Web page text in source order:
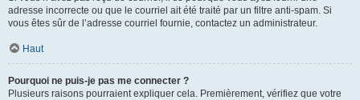
adresse incorrecte ou que le courriel ait été traité par un filtre anti-spam. Si
vous êtes sûr de l’adresse courriel fournie, contactez un administrateur.
Haut
Pourquoi ne puis-je pas me connecter ?
Plusieurs raisons pourraient expliquer cela. Premièrement, vérifiez que votre